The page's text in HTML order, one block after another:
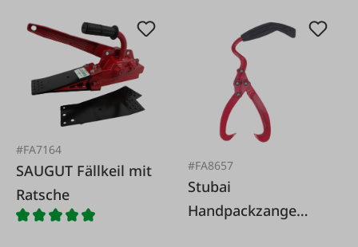
#FA7164
SAUGUT Fällkeil mit
Ratsche
#FA8657
Stubai
Handpackzange